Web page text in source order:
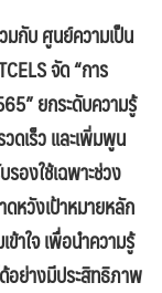
กับ ศูนย์ความเป็น
จัด “การ
ยกระดับความรู้
ดเร็ว และเพิ่มพูน
องใช้เฉพาะช่วง
ดหวังเป้าหมายหลัก
าใจ เพื่อนำความรู้
อย่างมีประสิทธิภาพ